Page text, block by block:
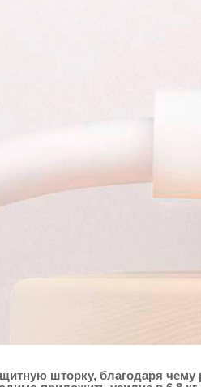
шторку, благодаря чему